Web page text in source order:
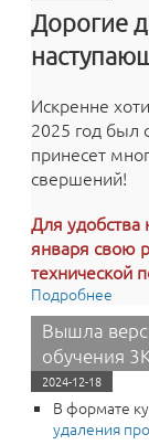
Дорогие
Искренне
2025 год был
принесет
свершений!
Для удобства
января свою
технической
Подробнее
Вышла
обучения
2024-12-18
В формате
удаления